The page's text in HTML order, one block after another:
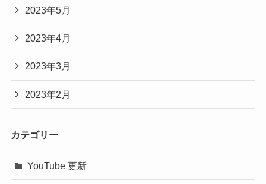
2023年5月
2023年4月
2023年3月
2023年2月
カテゴリー
YouTube 更新